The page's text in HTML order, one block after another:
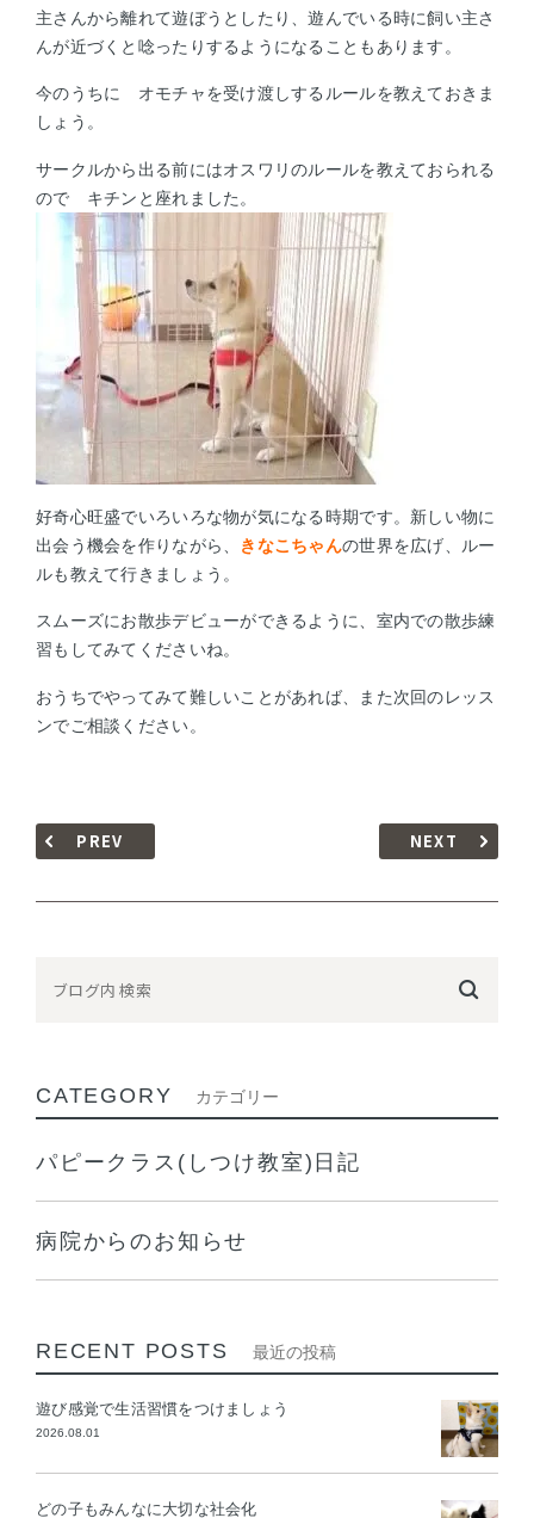
主さんから離れて遊ぼうとしたり、遊んでいる時に飼い主さ
んが近づくと唸ったりするようになることもあります。
今のうちに オモチャを受け渡しするルールを教えておきま
しょう。
サークルから出る前にはオスワリのルールを教えておられる
ので キチンと座れました。
好奇心旺盛でいろいろな物が気になる時期です。新しい物に
出会う機会を作りながら、
きなこちゃんの世界を広げ、ルー
ルも教えて行きましょう。
スムーズにお散歩デビューができるように、室内での散歩練
習もしてみてくださいね。
おうちでやってみて難しいことがあれば、また次回のレッス
ンでご相談ください。
PREV NEXT
CATEGORY カテゴリー
パピークラス(しつけ教室)日記
病院からのお知らせ
RECENT POSTS 最近の投稿
遊び感覚で生活習慣をつけましょう
2026.08.01
どの子もみんなに大切な社会化